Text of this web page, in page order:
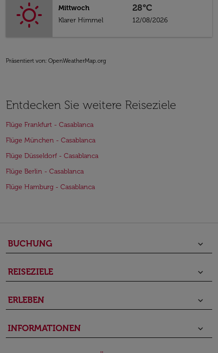
Mittwoch
Klarer Himmel
28°C
12/08/2026
Präsentiert von: OpenWeatherMap.org
Entdecken Sie weitere Reiseziele
Flüge Frankfurt - Casablanca
Flüge München - Casablanca
Flüge Düsseldorf - Casablanca
Flüge Berlin - Casablanca
Flüge Hamburg - Casablanca
BUCHUNG keyboard_arrow_down
REISEZIELE keyboard_arrow_down
ERLEBEN keyboard_arrow_down
INFORMATIONEN keyboard_arrow_down